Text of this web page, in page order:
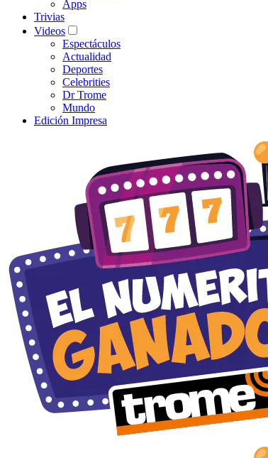
Apps
Trivias
Videos
Espectáculos
Actualidad
Deportes
Celebrities
Dr Trome
Mundo
Edición Impresa